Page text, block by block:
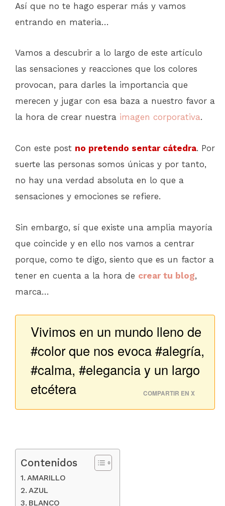
Así que no te hago esperar más y vamos
entrando en materia…
Vamos a descubrir a lo largo de este artículo
las sensaciones y reacciones que los colores
provocan, para darles la importancia que
merecen y jugar con esa baza a nuestro favor a
la hora de crear nuestra imagen corporativa.
Con este post no pretendo sentar cátedra. Por
suerte las personas somos únicas y por tanto,
no hay una verdad absoluta en lo que a
sensaciones y emociones se refiere.
Sin embargo, sí que existe una amplia mayoría
que coincide y en ello nos vamos a centrar
porque, como te digo, siento que es un factor a
tener en cuenta a la hora de crear tu blog,
marca…
Vivimos en un mundo lleno de
#color que nos evoca #alegría,
#calma, #elegancia y un largo
etcétera
COMPARTIR EN X
Contenidos
AMARILLO
AZUL
BLANCO